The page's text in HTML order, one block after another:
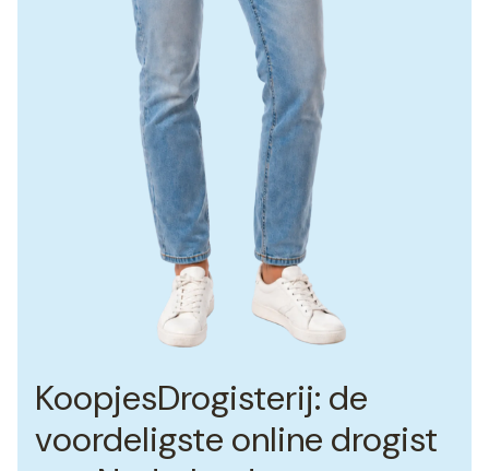
KoopjesDrogisterij: de
voordeligste online drogist